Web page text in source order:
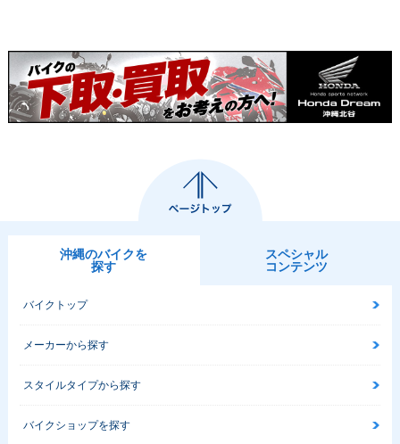
沖縄のバイクを
探す
スペシャル
コンテンツ
バイクトップ
メーカーから探す
スタイルタイプから探す
バイクショップを探す